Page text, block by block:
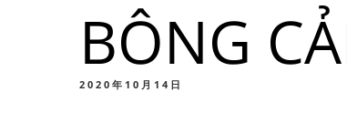
メ
カスタ
BÔNG
2020年10月14日